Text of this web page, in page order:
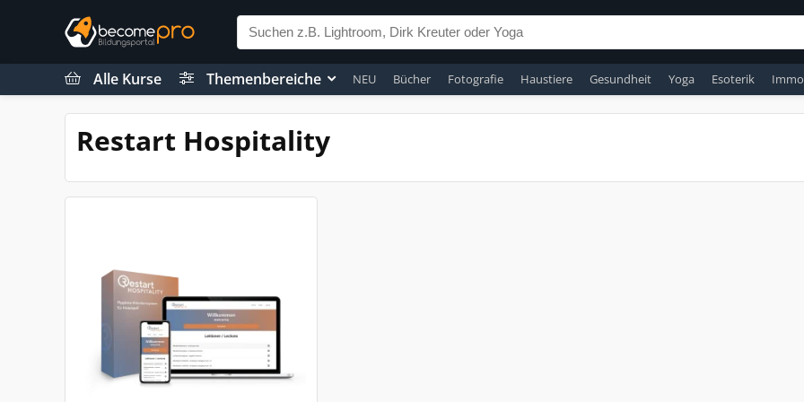
Alle Kurse Themenbereiche NEU Bücher Fotografie Haustiere Gesundheit Yoga Esoterik
Restart Hospitality